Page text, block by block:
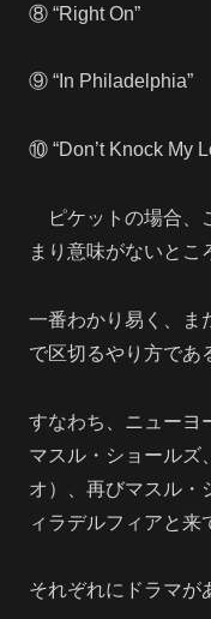
⑧ “Right On”
⑨ “In Philadelphia”
⑩ “Don’t Knock My
ピケットの場合、
まり意味がないとこ
一番わかり易く、ま
で区切るやり方であ
すなわち、ニューヨ
マスル・ショールズ
オ）、再びマスル・
ィラデルフィアと来
それぞれにドラマが